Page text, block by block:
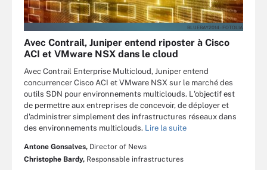
BLUEBAY2014 - FOTOLIA
Avec Contrail, Juniper entend riposter à Cisco
ACI et VMware NSX dans le cloud
Avec Contrail Enterprise Multicloud, Juniper entend
concurrencer Cisco ACI et VMware NSX sur le marché des
outils SDN pour environnements multiclouds. L'objectif est
de permettre aux entreprises de concevoir, de déployer et
d'administrer simplement des infrastructures réseaux dans
des environnements multiclouds. Lire la suite
Antone Gonsalves, Director of News
Christophe Bardy, Responsable infrastructures